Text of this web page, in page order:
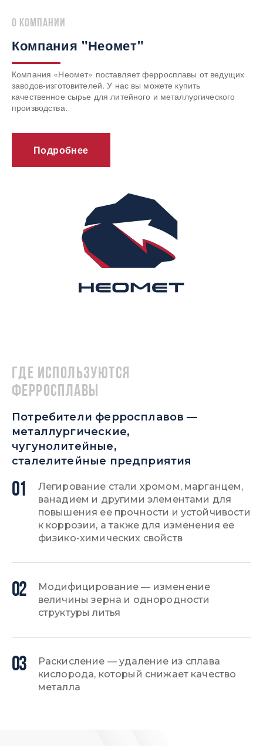
о компании
Компания "Неомет"
Компания «Неомет» поставляет ферросплавы от ведущих
заводов-изготовителей. У нас вы можете купить
качественное сырье для литейного и металлургического
производства.
Подробнее
Где используются
ферросплавы
Потребители ферросплавов —
металлургические,
чугунолитейные,
сталелитейные предприятия
01
Легирование стали хромом, марганцем,
ванадием и другими элементами для
повышения ее прочности и устойчивости
к коррозии, а также для изменения ее
физико-химических свойств
02
Модифицирование — изменение
величины зерна и однородности
структуры литья
03
Раскисление — удаление из сплава
кислорода, который снижает качество
металла